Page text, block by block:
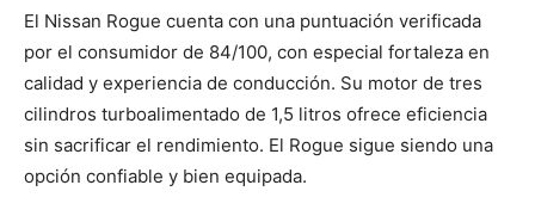
El Nissan Rogue cuenta con una puntuación verificada
por el consumidor de 84/100, con especial fortaleza en
calidad y experiencia de conducción. Su motor de tres
cilindros turboalimentado de 1,5 litros ofrece eficiencia
sin sacrificar el rendimiento. El Rogue sigue siendo una
opción confiable y bien equipada.